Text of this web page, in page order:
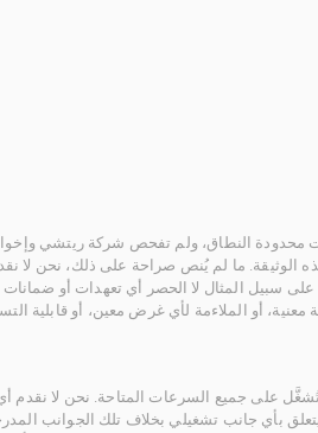
محدودة النطاق، ولم تفحص شركة ريتشي
الوثيقة. ما لم يُنص صراحة على ذلك، نحن لا
سبيل المثال لا الحصر أي تعهدات أو ضمانات
معنية، أو الملاءمة لأي غرض معين، أو
على جميع السرعات المتاحة. نحن لا
بأي جانب تشغيلي بخلاف تلك الجوانب